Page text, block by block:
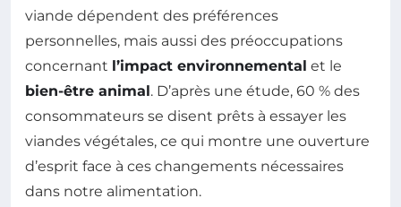
viande dépendent des préférences
personnelles, mais aussi des préoccupations
concernant l’impact environnemental et le
bien-être animal. D’après une étude, 60 % des
consommateurs se disent prêts à essayer les
viandes végétales, ce qui montre une ouverture
d’esprit face à ces changements nécessaires
dans notre alimentation.